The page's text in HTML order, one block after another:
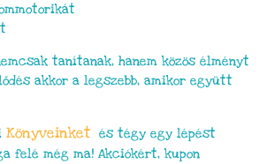
tanítanak, hanem közös élményt
akkor a legszebb, amikor együtt
Könyveinket és tégy egy lépést
felé még ma! Akciókért, kupon